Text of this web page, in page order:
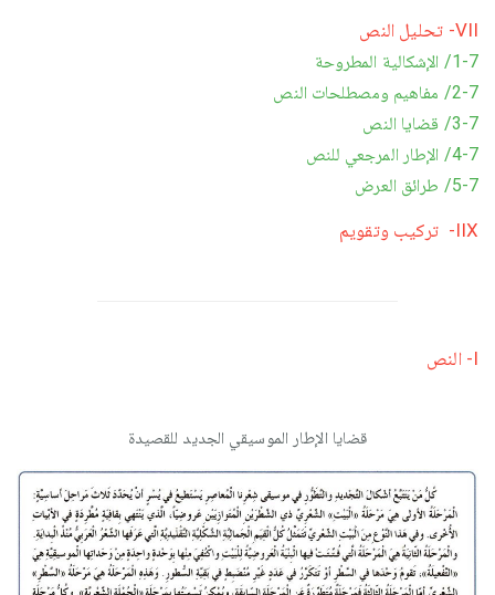
VII- تحليل النص
1-7/ الإشكالية المطروحة
2-7/ مفاهيم ومصطلحات النص
3-7/ قضايا النص
4-7/ الإطار المرجعي للنص
5-7/ طرائق العرض
IIX- تركيب وتقويم
I- النص
قضايا الإطار الموسيقي الجديد للقصيدة